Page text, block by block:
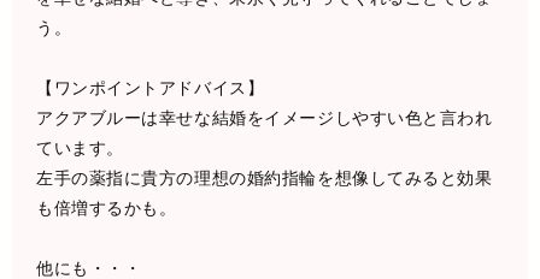
う。
【ワンポイントアドバイス】
アクアブルーは幸せな結婚をイメージしやすい色と言われ
ています。
左手の薬指に貴方の理想の婚約指輪を想像してみると効果
も倍増するかも。
他にも・・・